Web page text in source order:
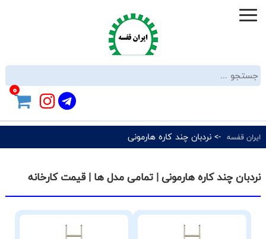
0
ایران قفسه -> نردبان چند کاره هارمونی
نردبان چند کاره هارمونی | تمامی مدل ها | قیمت کارخانه